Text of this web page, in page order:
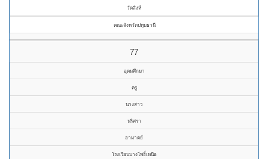
วัดสิงห์
คณะจังหวัดปทุมธานี
77
อุดมศึกษา
ครู
นางสาว
นริศรา
อามาตย์
โรงเรียนบางโพธิ์เหนือ